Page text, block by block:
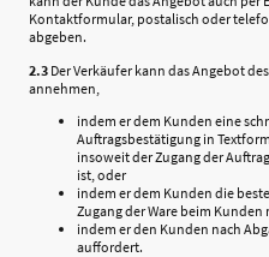
Kontaktformular, postalisch oder
abgeben.
2.3 Der Verkäufer kann das Angebot
annehmen,
indem er dem Kunden eine
Auftragsbestätigung in
insoweit der Zugang der
ist, oder
indem er dem Kunden die
Zugang der Ware beim
indem er den Kunden nach
auffordert.